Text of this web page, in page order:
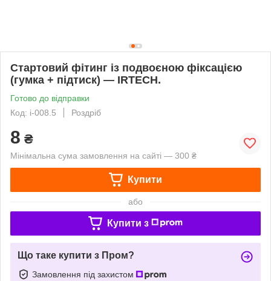
Стартовий фітинг із подвоєною фіксацією
(гумка + підтиск) — IRTECH.
Готово до відправки
Код: i-008.5
Роздріб
8 ₴
Мінімальна сума замовлення на сайті — 300 ₴
Купити
або
Купити з
Що таке купити з Пром?
Замовлення під захистом